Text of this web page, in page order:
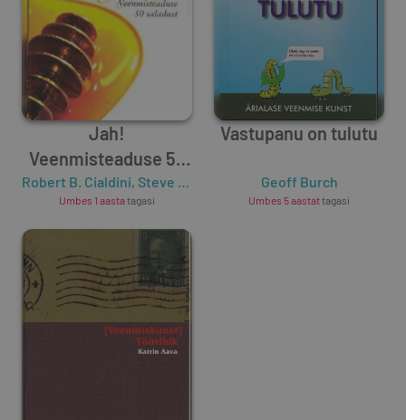
Jah!
Veenmisteaduse 50
saladust
Robert B. Cialdini, Steve J. Martin Noah J. Goldstein
Umbes 1 aastatagasi
Vastupanu on tulutu
Geoff Burch
Umbes 5 aastattagasi